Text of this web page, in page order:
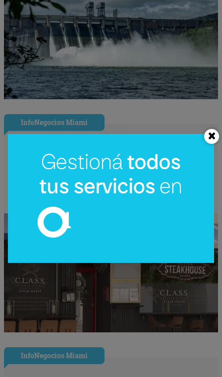
InfoNegocios Miami
Nude Dining: Miami redefine el lujo
gastronómico con la cena (nudista) más
disruptiva del año
InfoNegocios Miami